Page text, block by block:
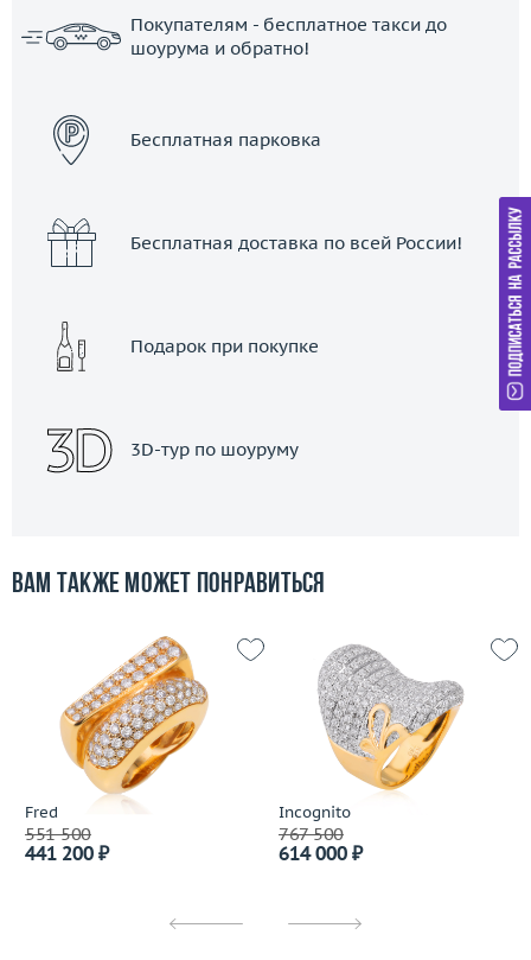
Покупателям - бесплатное такси до
шоурума и обратно!
Бесплатная парковка
Бесплатная доставка по всей России!
Подарок при покупке
3D-тур по шоуруму
Вам также может понравиться
Fred
551 500
441 200 ₽
Incognito
767 500
614 000 ₽